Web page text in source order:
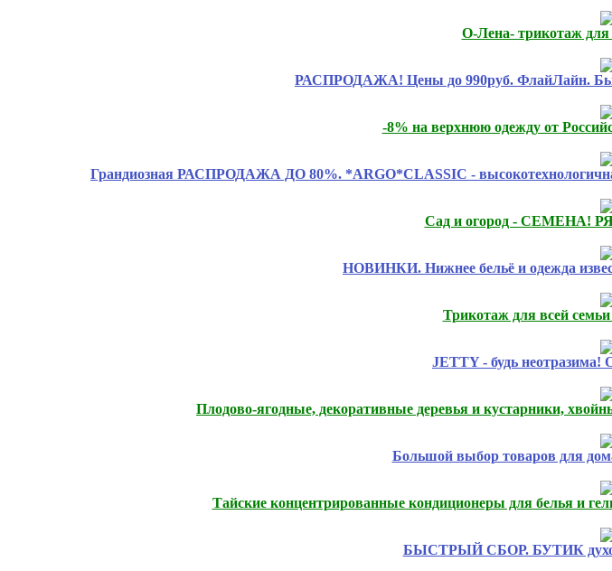
О-Лена- трикотаж
РАСПРОДАЖА! Цены до 990руб. ФлайЛайн.
-8% на верхнюю одежду от
Грандиозная РАСПРОДАЖА ДО 80%. *ARGO*CLASSIC -
Сад и огород - СЕМЕНА!
НОВИНКИ. Нижнее бельё и одежда
Трикотаж для всей
JETTY - будь
Плодово-ягодные, декоративные деревья и кустарники,
Большой выбор товаров для
Тайские концентрированные кондиционеры для белья и
БЫСТРЫЙ СБОР. БУТИК духов